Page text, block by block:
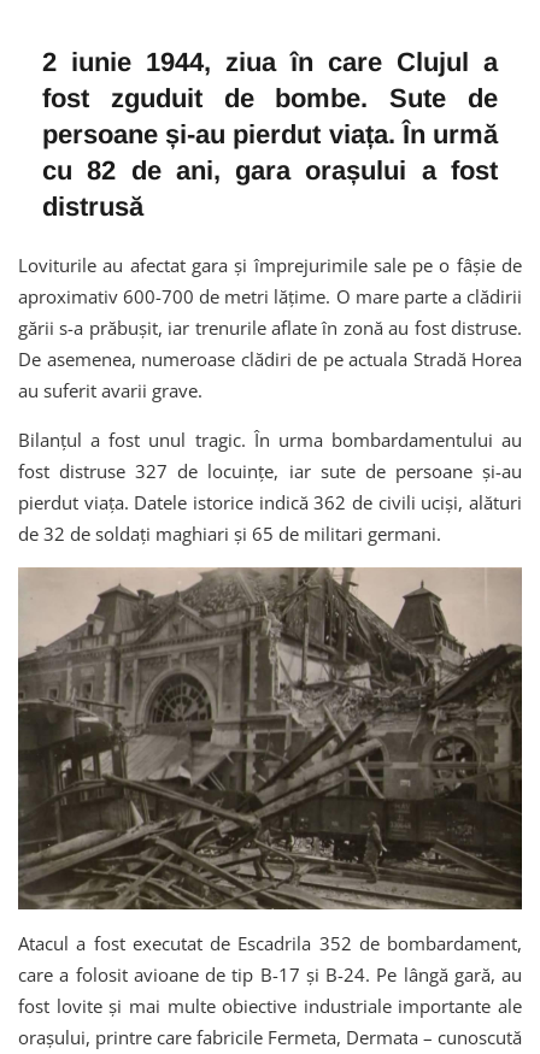
2 iunie 1944, ziua în care Clujul a
fost zguduit de bombe. Sute de
persoane și-au pierdut viața. În urmă
cu 82 de ani, gara orașului a fost
distrusă
Loviturile au afectat gara și împrejurimile sale pe o fâșie de
aproximativ 600-700 de metri lățime. O mare parte a clădirii
gării s-a prăbușit, iar trenurile aflate în zonă au fost distruse.
De asemenea, numeroase clădiri de pe actuala Stradă Horea
au suferit avarii grave.
Bilanțul a fost unul tragic. În urma bombardamentului au
fost distruse 327 de locuințe, iar sute de persoane și-au
pierdut viața. Datele istorice indică 362 de civili uciși, alături
de 32 de soldați maghiari și 65 de militari germani.
Atacul a fost executat de Escadrila 352 de bombardament,
care a folosit avioane de tip B-17 și B-24. Pe lângă gară, au
fost lovite și mai multe obiective industriale importante ale
orașului, printre care fabricile Fermeta, Dermata – cunoscută